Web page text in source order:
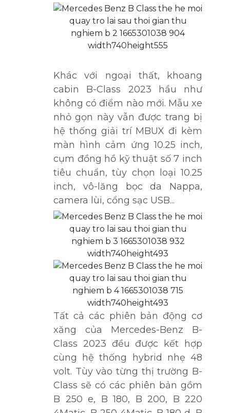
Khác với ngoại thất, khoang
cabin B-Class 2023 hầu như
không có điểm nào mới. Mẫu xe
nhỏ gọn này vẫn được trang bị
hệ thống giải trí MBUX đi kèm
màn hình cảm ứng 10.25 inch,
cụm đồng hồ kỹ thuật số 7 inch
tiêu chuẩn, tùy chọn loại 10.25
inch, vô-lăng bọc da Nappa,
camera lùi, cổng sạc USB...
Tất cả các phiên bản động cơ
xăng của Mercedes-Benz B-
Class 2023 đều được kết hợp
cùng hệ thống hybrid nhẹ 48
volt. Tùy vào từng thị trường B-
Class sẽ có các phiên bản gồm
B 250 e, B 180, B 200, B 220